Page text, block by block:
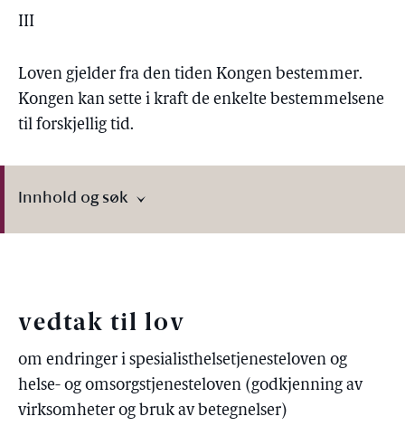
III
Loven gjelder fra den tiden Kongen bestemmer.
Kongen kan sette i kraft de enkelte bestemmelsene
til forskjellig tid.
Innhold og søk
vedtak til lov
om endringer i spesialisthelsetjenesteloven og
helse- og omsorgstjenesteloven (godkjenning av
virksomheter og bruk av betegnelser)